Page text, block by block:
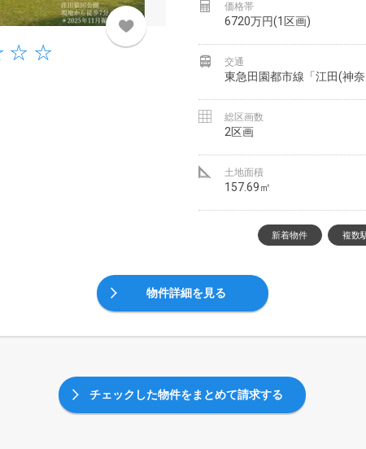
価格帯
6720万円(1区画)
交通
東急田園都市線「江田(神
総区画数
2区画
土地面積
157.69㎡
新着物件 複数
物件詳細を見る
チェックした物件をまとめて請求する